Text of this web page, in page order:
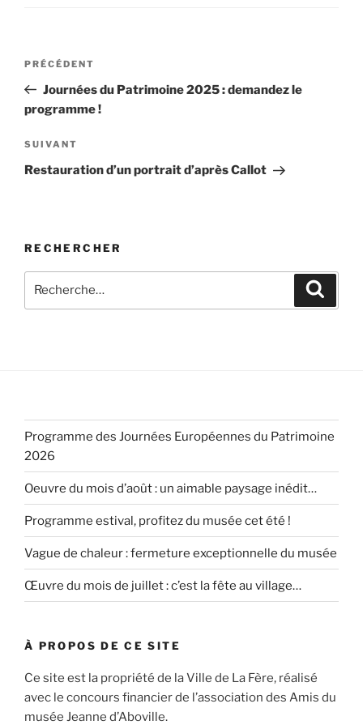
Navigation
l’article
Article
précédent
PRÉCÉDENT
Journées du Patrimoine 2025 : demandez le
programme !
Article
suivant
SUIVANT
Restauration d’un portrait d’après Callot
RECHERCHER
pour
Programme des Journées Européennes du Patrimoine
2026
Oeuvre du mois d’août : un aimable paysage inédit…
Programme estival, profitez du musée cet été !
Vague de chaleur : fermeture exceptionnelle du musée
Œuvre du mois de juillet : c’est la fête au village…
À PROPOS DE CE SITE
Ce site est la propriété de la Ville de La Fère, réalisé
avec le concours financier de l’association des Amis du
musée Jeanne d’Aboville.